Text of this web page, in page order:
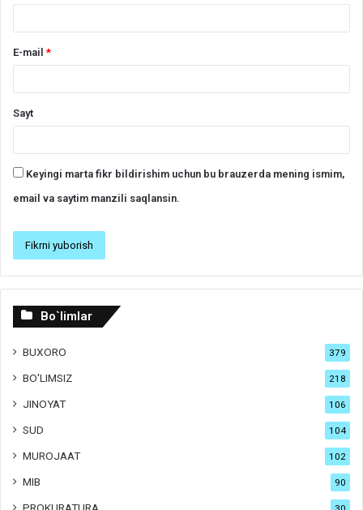
E-mail*
Sayt
Keyingi marta fikr bildirishim uchun bu brauzerda mening ismim,
email va saytim manzili saqlansin.
Bo`limlar
BUXORO 379
BO'LIMSIZ 218
JINOYAT 106
SUD 104
MUROJAAT 102
MIB 90